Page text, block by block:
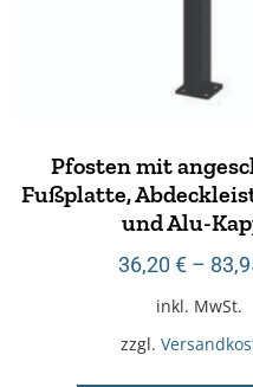
Pfosten mit
Fußplatte,
und Alu-
36,20 € –
inkl. MwSt.
zzgl.